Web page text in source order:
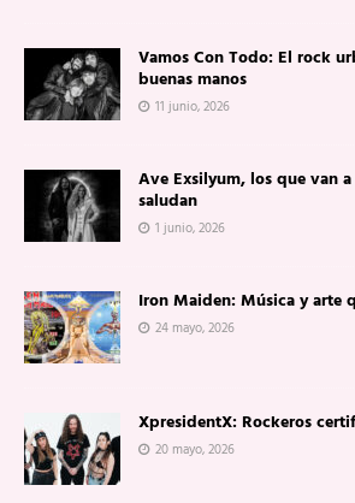
Vamos Con Todo: El rock
buenas manos
11 junio, 2026
Ave Exsilyum, los que van
saludan
1 junio, 2026
Iron Maiden: Música y arte
24 mayo, 2026
XpresidentX: Rockeros
20 mayo, 2026